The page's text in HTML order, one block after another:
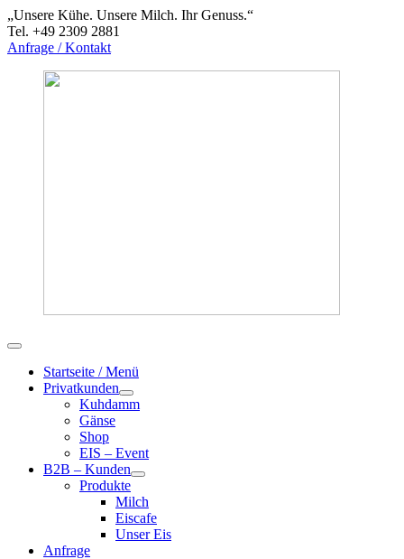
„Unsere Kühe. Unsere Milch. Ihr Genuss.“
Tel. +49 2309 2881
Anfrage / Kontakt
Startseite / Menü
Privatkunden
Kuhdamm
Gänse
Shop
EIS – Event
B2B – Kunden
Produkte
Milch
Eiscafe
Unser Eis
Anfrage